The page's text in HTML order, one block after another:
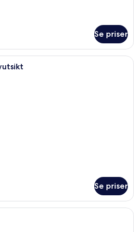
Se priser
Safe på rommet, skrivebord og
Se priser
Safe på rommet, skrivebord og